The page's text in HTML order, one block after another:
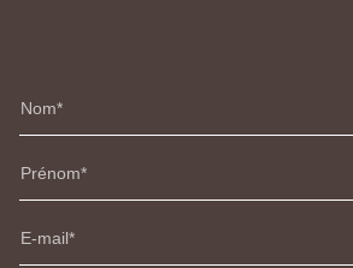
Nom
Prénom
E-mail